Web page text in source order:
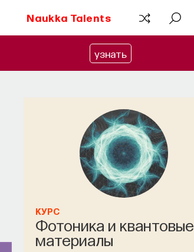
Naukka Talents
узнать
КУРС
Фотоника и квантовые
материалы